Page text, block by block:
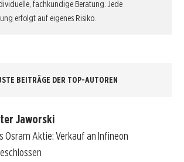
fachkundige Beratung. Jede
erfolgt auf eigenes Risiko.
BEITRÄGE DER TOP-AUTOREN
Jaworski
Osram Aktie: Verkauf an Infineon